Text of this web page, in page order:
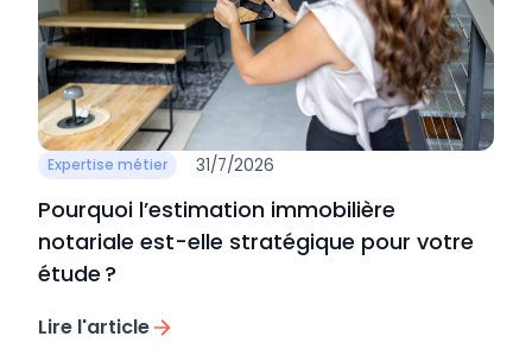
Expertise métier 31/7/2026
Pourquoi l’estimation immobilière
notariale est-elle stratégique pour votre
étude ?
Lire l'article